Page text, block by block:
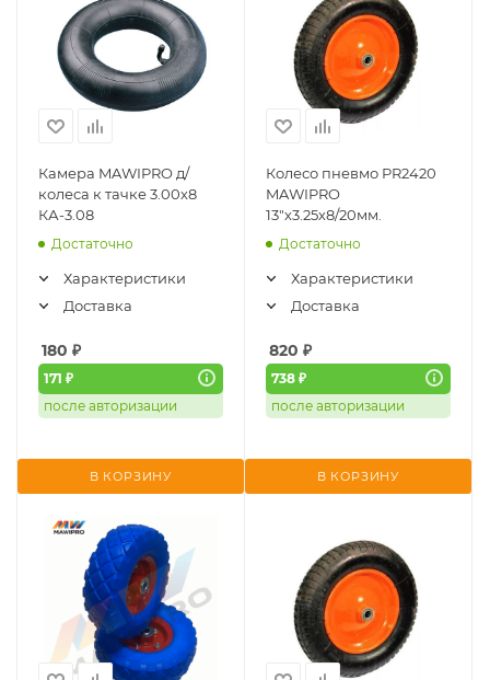
Камера MAWIPRO д/
колеса к тачке 3.00х8
КА-3.08
Достаточно
Характеристики
Доставка
180 ₽
171 ₽
после авторизации
В КОРЗИНУ
Колесо пневмо PR2420
MAWIPRO
13"х3.25х8/20мм.
Достаточно
Характеристики
Доставка
820 ₽
738 ₽
после авторизации
В КОРЗИНУ